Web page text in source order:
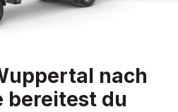
nach
bereitest du